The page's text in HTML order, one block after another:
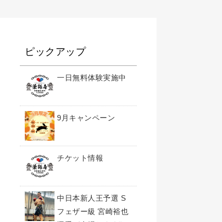
ピックアップ
一日無料体験実施中
9月キャンペーン
チケット情報
中日本新人王予選 S
フェザー級 宮崎裕也